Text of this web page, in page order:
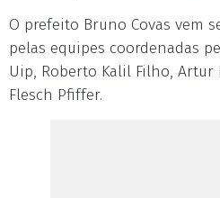
O prefeito Bruno Covas vem
pelas equipes coordenadas
Uip, Roberto Kalil Filho, Artur
Flesch Pfiffer.